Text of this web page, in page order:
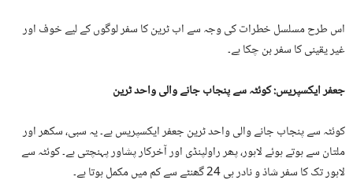
اس طرح مسلسل خطرات کی وجہ سے اب ٹرین کا سفر لوگوں کے لیے خوف اور
غیر یقینی کا سفر بن چکا ہے۔
جعفر ایکسپریس: کوئٹہ سے پنجاب جانے والی واحد ٹرین
کوئٹہ سے پنجاب جانے والی واحد ٹرین جعفر ایکسپریس ہے۔ یہ سبی، سکھر اور
ملتان سے ہوتے ہوئے لاہور، پھر راولپنڈی اور آخرکار پشاور پہنچتی ہے۔ کوئٹہ سے
لاہور تک کا سفر شاذ و نادر ہی 24 گھنٹے سے کم میں مکمل ہوتا ہے۔